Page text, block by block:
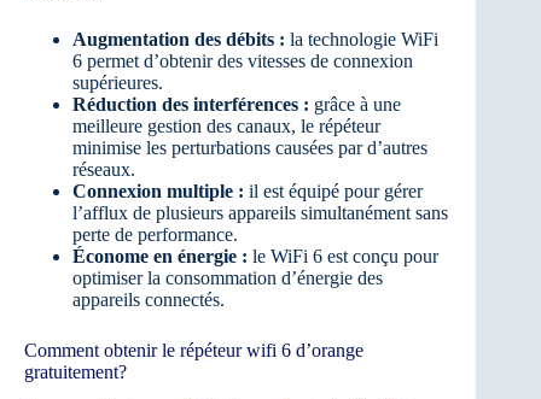
Augmentation des débits : la technologie WiFi
6 permet d’obtenir des vitesses de connexion
supérieures.
Réduction des interférences : grâce à une
meilleure gestion des canaux, le répéteur
minimise les perturbations causées par d’autres
réseaux.
Connexion multiple : il est équipé pour gérer
l’afflux de plusieurs appareils simultanément sans
perte de performance.
Économe en énergie : le WiFi 6 est conçu pour
optimiser la consommation d’énergie des
appareils connectés.
Comment obtenir le répéteur wifi 6 d’orange
gratuitement?